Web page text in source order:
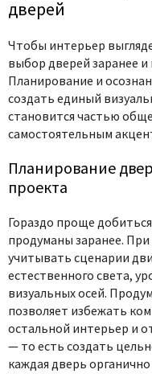
дверей
Чтобы интерьер
выбор дверей заранее и
Планирование и
создать единый
становится частью
самостоятельным
Планирование
проекта
Гораздо проще
продуманы заранее.
учитывать сценарии
естественного света,
визуальных осей.
позволяет избежать
остальной интерьер и
— то есть создать
каждая дверь